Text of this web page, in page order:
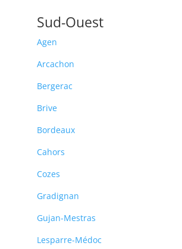
Sud-Ouest
Agen
Arcachon
Bergerac
Brive
Bordeaux
Cahors
Cozes
Gradignan
Gujan-Mestras
Lesparre-Médoc